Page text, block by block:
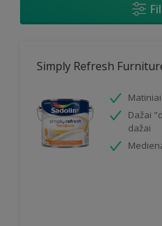
Simply Refresh
Dažai
dažai